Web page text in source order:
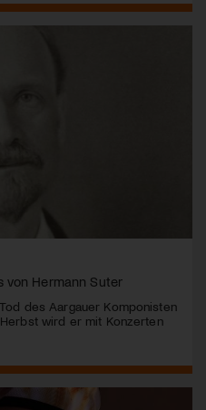
von Hermann Suter
des Aargauer Komponisten
Herbst wird er mit Konzerten